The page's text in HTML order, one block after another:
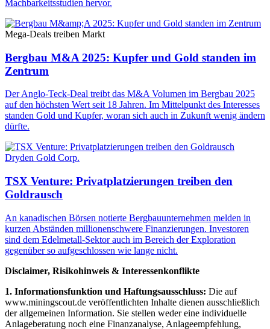
Machbarkeitsstudien hervor.
Mega-Deals treiben Markt
Bergbau M&A 2025: Kupfer und Gold standen im
Zentrum
Der Anglo-Teck-Deal treibt das M&A Volumen im Bergbau 2025
auf den höchsten Wert seit 18 Jahren. Im Mittelpunkt des Interesses
standen Gold und Kupfer, woran sich auch in Zukunft wenig ändern
dürfte.
Dryden Gold Corp.
TSX Venture: Privatplatzierungen treiben den
Goldrausch
An kanadischen Börsen notierte Bergbauunternehmen melden in
kurzen Abständen millionenschwere Finanzierungen. Investoren
sind dem Edelmetall-Sektor auch im Bereich der Exploration
gegenüber so aufgeschlossen wie lange nicht.
Disclaimer, Risikohinweis & Interessenkonflikte
1. Informationsfunktion und Haftungsausschluss: Die auf
www.miningscout.de veröffentlichten Inhalte dienen ausschließlich
der allgemeinen Information. Sie stellen weder eine individuelle
Anlageberatung noch eine Finanzanalyse, Anlageempfehlung,